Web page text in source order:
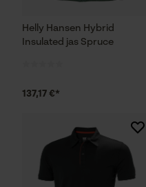
Helly Hansen Hybrid
Insulated jas Spruce
137,17 €*
Econda
Statistische
Econda